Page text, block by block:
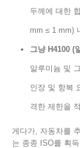
두께에 대한
mm ≤ 1 mm)
그냥 H4100 (
알루미늄 및
인장 및 항복
격한 제한을
게다가, 자동차를
는 종종 ISO를 획